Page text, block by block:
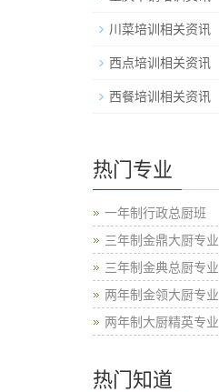
川菜培训相关资讯
西点培训相关资讯
西餐培训相关资讯
热门专业
一年制行政总厨班
三年制金鼎大厨专业
三年制金典总厨专业
两年制金领大厨专业
两年制大厨精英专业
热门知道